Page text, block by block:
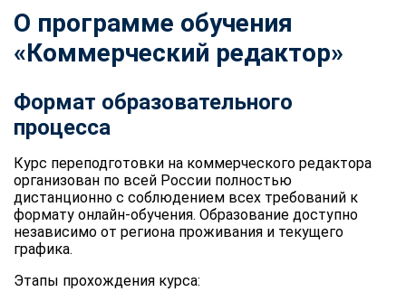
О программе обучения
«Коммерческий редактор»
Формат образовательного
процесса
Курс переподготовки на коммерческого редактора
организован по всей России полностью
дистанционно с соблюдением всех требований к
формату онлайн-обучения. Образование доступно
независимо от региона проживания и текущего
графика.
Этапы прохождения курса: